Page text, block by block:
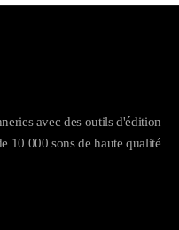
avec des outils d'édition
10 000 sons de haute qualité